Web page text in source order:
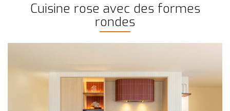
Cuisine rose avec des formes
rondes